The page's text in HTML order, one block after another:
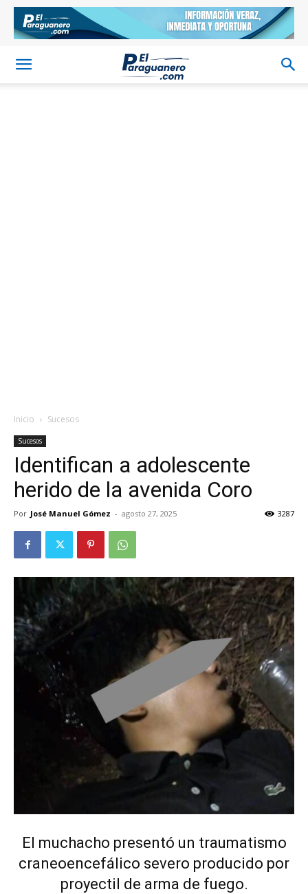
Inicio Sucesos
Sucesos
Identifican a adolescente
herido de la avenida Coro
Por José Manuel Gómez - agosto 27, 2025 3287
El muchacho presentó un traumatismo
craneoencefálico severo producido por
proyectil de arma de fuego.